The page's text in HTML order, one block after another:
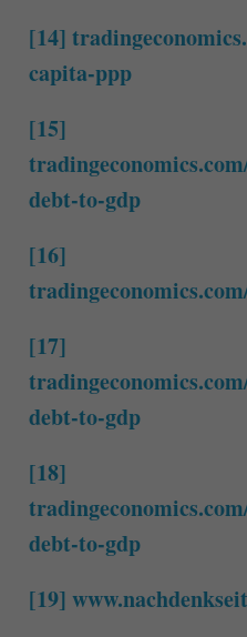
[14]
capita-ppp
[15]
debt-to-gdp
[16]
[17]
debt-to-gdp
[18]
debt-to-gdp
[19]